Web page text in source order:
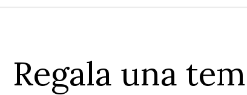
Regala una